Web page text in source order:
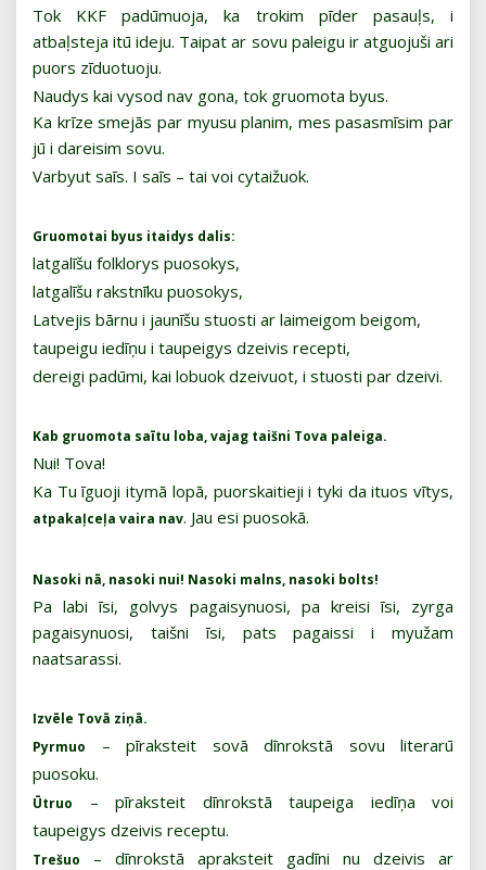
Tok KKF padūmuoja, ka trokim pīder pasauļs, i
atbaļsteja itū ideju. Taipat ar sovu paleigu ir atguojuši ari
puors zīduotuoju.
Naudys kai vysod nav gona, tok gruomota byus.
Ka krīze smejās par myusu planim, mes pasasmīsim par
jū i dareisim sovu.
Varbyut saīs. I saīs – tai voi cytaižuok.
Gruomotai byus itaidys dalis:
latgalīšu folklorys puosokys,
latgalīšu rakstnīku puosokys,
Latvejis bārnu i jaunīšu stuosti ar laimeigom beigom,
taupeigu iedīņu i taupeigys dzeivis recepti,
dereigi padūmi, kai lobuok dzeivuot, i stuosti par dzeivi.
Kab gruomota saītu loba, vajag taišni Tova paleiga.
Nui! Tova!
Ka Tu īguoji itymā lopā, puorskaitieji i tyki da ituos vītys,
atpakaļceļa vaira nav. Jau esi puosokā.
Nasoki nā, nasoki nui! Nasoki malns, nasoki bolts!
Pa labi īsi, golvys pagaisynuosi, pa kreisi īsi, zyrga
pagaisynuosi, taišni īsi, pats pagaissi i myužam
naatsarassi.
Izvēle Tovā ziņā.
Pyrmuo
– pīraksteit sovā dīnrokstā sovu literarū
puosoku.
Ūtruo
– pīraksteit dīnrokstā taupeiga iedīņa voi
taupeigys dzeivis receptu.
Trešuo – dīnrokstā apraksteit gadīni nu dzeivis ar